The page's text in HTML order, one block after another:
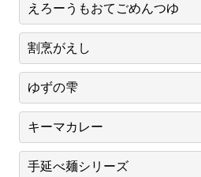
えろーうもおてごめんつゆ
割烹がえし
ゆずの雫
キーマカレー
手延べ麺シリーズ